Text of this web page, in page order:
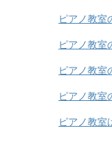
ピアノ教室
ピアノ教室
ピアノ教室
ピアノ教室
ピアノ教室